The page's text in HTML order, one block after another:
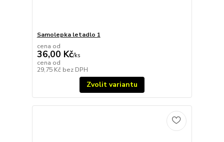
Samolepka letadlo 1
cena od
36,00 Kč/ks
cena od
29,75 Kč bez DPH
Zvolit variantu